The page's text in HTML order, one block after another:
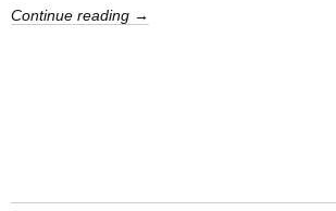
Continue reading →